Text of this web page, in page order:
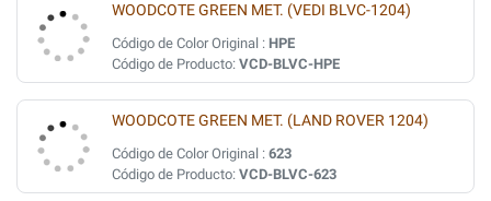
WOODCOTE GREEN MET. (VEDI BLVC-1204)
Código de Color Original : HPE
Código de Producto: VCD-BLVC-HPE
WOODCOTE GREEN MET. (LAND ROVER 1204)
Código de Color Original : 623
Código de Producto: VCD-BLVC-623